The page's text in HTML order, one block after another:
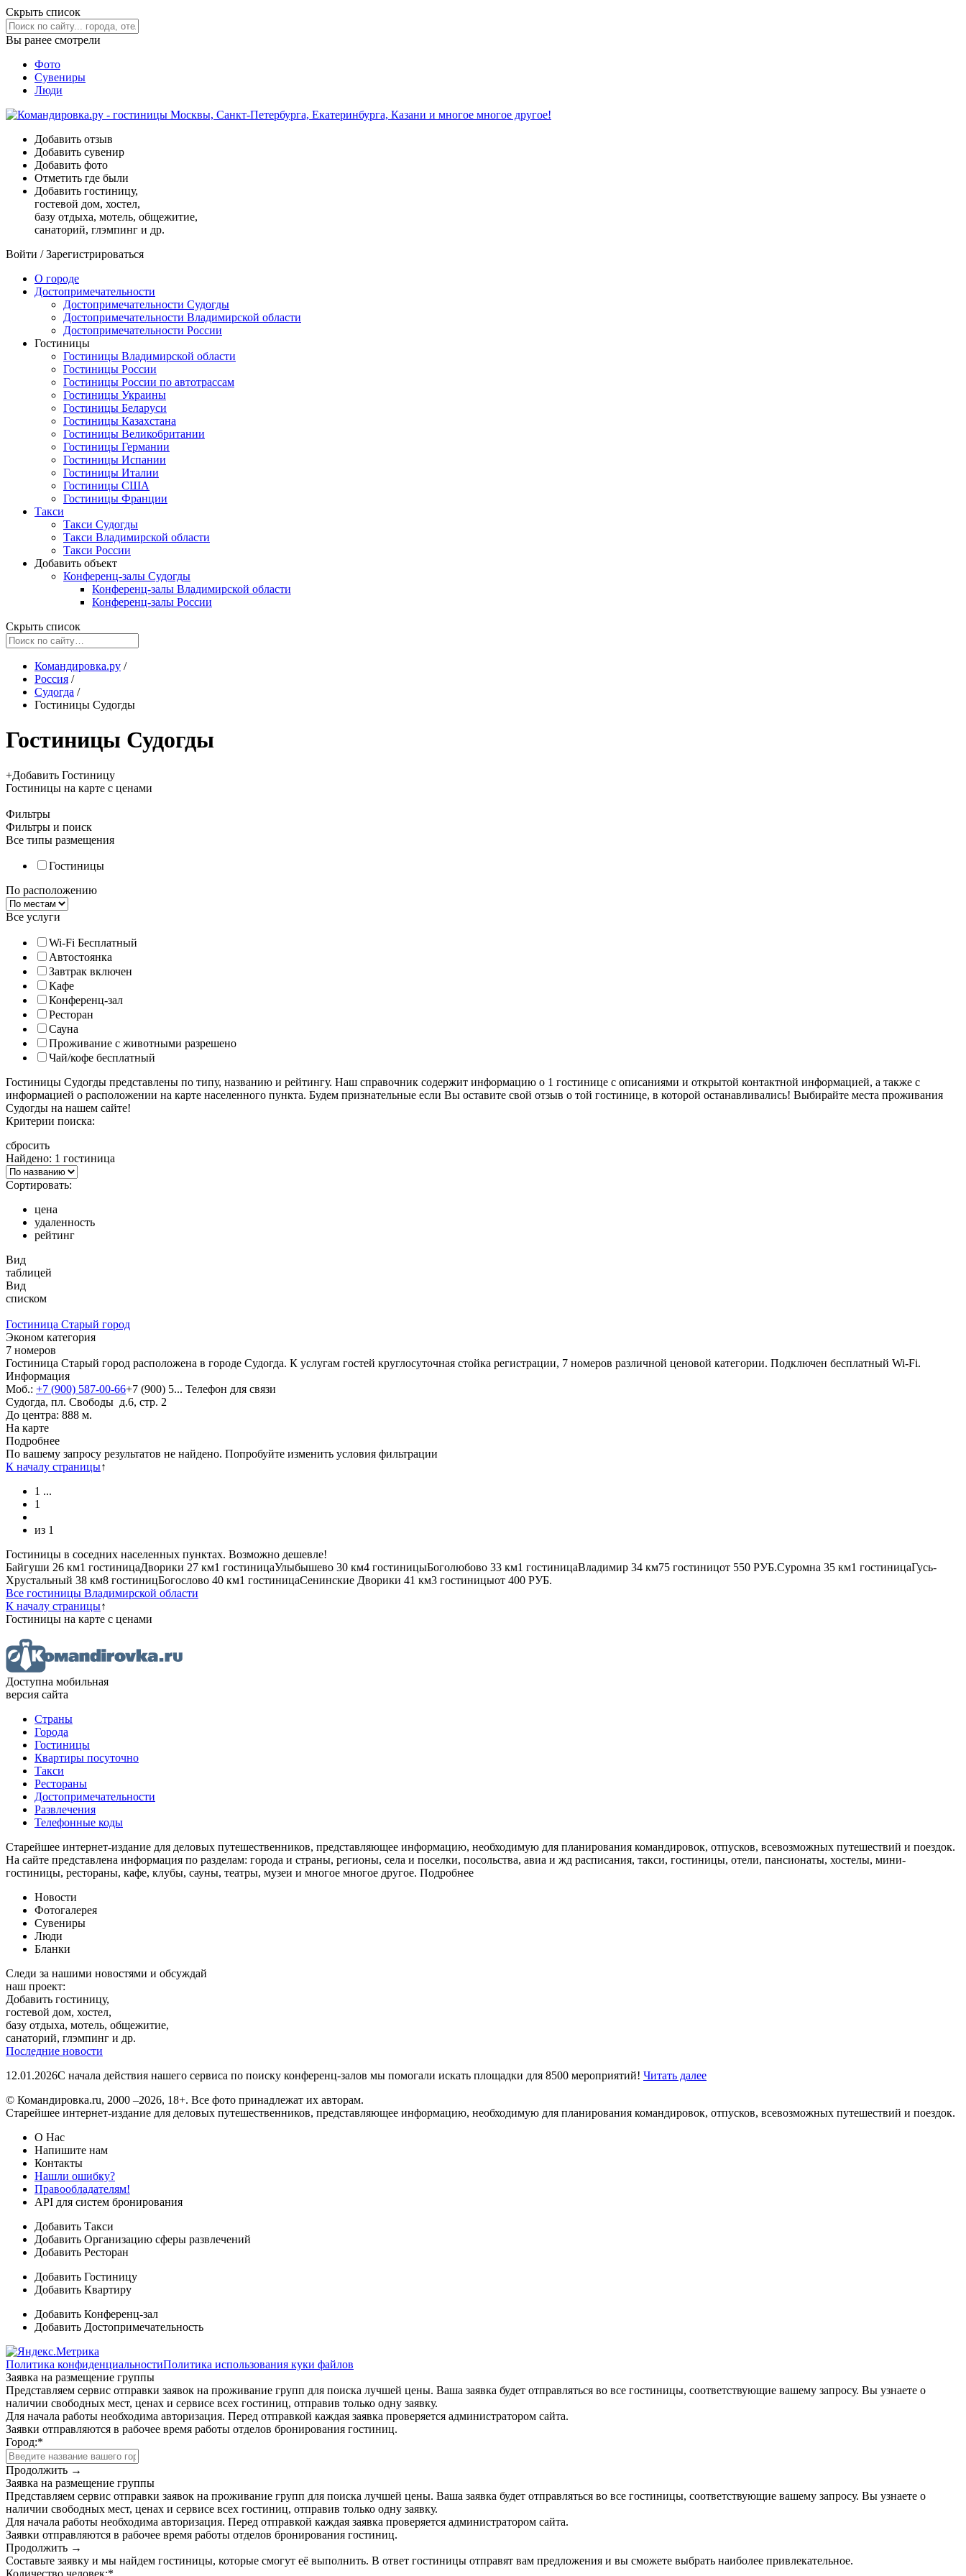
Скрыть список
Вы ранее смотрели
Фото
Сувениры
Люди
Добавить отзыв
Добавить сувенир
Добавить фото
Отметить где были
Добавить гостиницу,
гостевой дом, хостел,
базу отдыха, мотель, общежитие,
санаторий, глэмпинг и др.
Войти /Зарегистрироваться
О городе
Достопримечательности
Достопримечательности Судогды
Достопримечательности Владимирской области
Достопримечательности России
Гостиницы
Гостиницы Владимирской области
Гостиницы России
Гостиницы России по автотрассам
Гостиницы Украины
Гостиницы Беларуси
Гостиницы Казахстана
Гостиницы Великобритании
Гостиницы Германии
Гостиницы Испании
Гостиницы Италии
Гостиницы США
Гостиницы Франции
Такси
Такси Судогды
Такси Владимирской области
Такси России
Добавить объект
Конференц-залы Судогды
Конференц-залы Владимирской области
Конференц-залы России
Скрыть список
Командировка.ру /
Россия /
Судогда /
Гостиницы Судогды
Гостиницы Судогды
+Добавить Гостиницу
Гостиницы на карте с ценами
Фильтры
Фильтры и поиск
Все типы размещения
Гостиницы
По расположению
Все услуги
Wi-Fi Бесплатный
Автостоянка
Завтрак включен
Кафе
Конференц-зал
Ресторан
Сауна
Проживание с животными разрешено
Чай/кофе бесплатный
Гостиницы Судогды представлены по типу, названию и рейтингу. Наш справочник содержит информацию о 1 гостинице с описаниями и открытой контактной информацией, а также с
информацией о расположении на карте населенного пункта. Будем признательные если Вы оставите свой отзыв о той гостинице, в которой останавливались! Выбирайте места проживания
Судогды на нашем сайте!
Критерии поиска:
сбросить
Найдено: 1 гостиница
Сортировать:
цена
удаленность
рейтинг
Вид
таблицей
Вид
списком
Гостиница Старый город
Эконом категория
7 номеров
Гостиница Старый город расположена в городе Судогда. К услугам гостей круглосуточная стойка регистрации, 7 номеров различной ценовой категории. Подключен бесплатный Wi-Fi.
Информация
Моб.: +7 (900) 587-00-66+7 (900) 5... Телефон для связи
Судогда, пл. Свободы д.6, стр. 2
До центра: 888 м.
На карте
Подробнее
По вашему запросу результатов не найдено. Попробуйте изменить условия фильтрации
К началу страницы↑
1 ...
1
из 1
Гостиницы в соседних населенных пунктах. Возможно дешевле!
Байгуши 26 км1 гостиницаДворики 27 км1 гостиницаУлыбышево 30 км4 гостиницыБоголюбово 33 км1 гостиницаВладимир 34 км75 гостиницот 550 РУБ.Суромна 35 км1 гостиницаГусь-
Хрустальный 38 км8 гостиницБогослово 40 км1 гостиницаСенинские Дворики 41 км3 гостиницыот 400 РУБ.
Все гостиницы Владимирской области
К началу страницы↑
Гостиницы на карте с ценами
Доступна мобильная
версия сайта
Страны
Города
Гостиницы
Квартиры посуточно
Такси
Рестораны
Достопримечательности
Развлечения
Телефонные коды
Старейшее интернет-издание для деловых путешественников, представляющее информацию, необходимую для планирования командировок, отпусков, всевозможных путешествий и поездок.
На сайте представлена информация по разделам: города и страны, регионы, села и поселки, посольства, авиа и жд расписания, такси, гостиницы, отели, пансионаты, хостелы, мини-
гостиницы, рестораны, кафе, клубы, сауны, театры, музеи и многое многое другое. Подробнее
Новости
Фотогалерея
Сувениры
Люди
Бланки
Следи за нашими новостями и обсуждай
наш проект:
Добавить гостиницу,
гостевой дом, хостел,
базу отдыха, мотель, общежитие,
санаторий, глэмпинг и др.
Последние новости
12.01.2026С начала действия нашего сервиса по поиску конференц-залов мы помогали искать площадки для 8500 мероприятий! Читать далее
© Командировка.ru, 2000 –2026, 18+. Все фото принадлежат их авторам.
Старейшее интернет-издание для деловых путешественников, представляющее информацию, необходимую для планирования командировок, отпусков, всевозможных путешествий и поездок.
О Нас
Напишите нам
Контакты
Нашли ошибку?
Правообладателям!
API для систем бронирования
Добавить Такси
Добавить Организацию сферы развлечений
Добавить Ресторан
Добавить Гостиницу
Добавить Квартиру
Добавить Конференц-зал
Добавить Достопримечательность
Политика конфиденциальностиПолитика использования куки файлов
Заявка на размещение группы
Представляем сервис отправки заявок на проживание групп для поиска лучшей цены. Ваша заявка будет отправляться во все гостиницы, соответствующие вашему запросу. Вы узнаете о
наличии свободных мест, ценах и сервисе всех гостиниц, отправив только одну заявку.
Для начала работы необходима авторизация. Перед отправкой каждая заявка проверяется администратором сайта.
Заявки отправляются в рабочее время работы отделов бронирования гостиниц.
Город:*
Продолжить →
Заявка на размещение группы
Представляем сервис отправки заявок на проживание групп для поиска лучшей цены. Ваша заявка будет отправляться во все гостиницы, соответствующие вашему запросу. Вы узнаете о
наличии свободных мест, ценах и сервисе всех гостиниц, отправив только одну заявку.
Для начала работы необходима авторизация. Перед отправкой каждая заявка проверяется администратором сайта.
Заявки отправляются в рабочее время работы отделов бронирования гостиниц.
Продолжить →
Составьте заявку и мы найдем гостиницы, которые смогут её выполнить. В ответ гостиницы отправят вам предложения и вы сможете выбрать наиболее привлекательное.
Количество человек:*